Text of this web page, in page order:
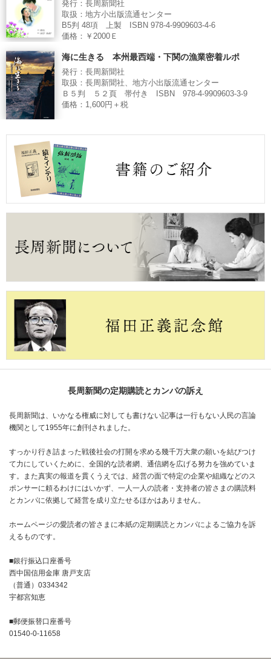
発行：長周新聞社
取扱：地方小出版流通センター
B5判 48項 上製 ISBN 978-4-9909603-4-6
価格：￥2000Ｅ
海に生きる 本州最西端・下関の漁業密着ルポ
発行：長周新聞社
取扱：長周新聞社、地方小出版流通センター
Ｂ５判 ５２頁 帯付き ISBN 978-4-9909603-3-9
価格：1,600円＋税
長周新聞の定期購読とカンパの訴え
長周新聞は、いかなる権威に対しても書けない記事は一行もない人民の言論
機関として1955年に創刊されました。
すっかり行き詰まった戦後社会の打開を求める幾千万大衆の願いを結びつけ
て力にしていくために、全国的な読者網、通信網を広げる努力を強めていま
す。また真実の報道を貫くうえでは、経営の面で特定の企業や組織などのス
ポンサーに頼るわけにはいかず、一人一人の読者・支持者の皆さまの購読料
とカンパに依拠して経営を成り立たせるほかはありません。
ホームページの愛読者の皆さまに本紙の定期購読とカンパによるご協力を訴
えるものです。
■銀行振込口座番号
西中国信用金庫 唐戸支店
（普通）0334342
宇都宮知恵
■郵便振替口座番号
01540-0-11658